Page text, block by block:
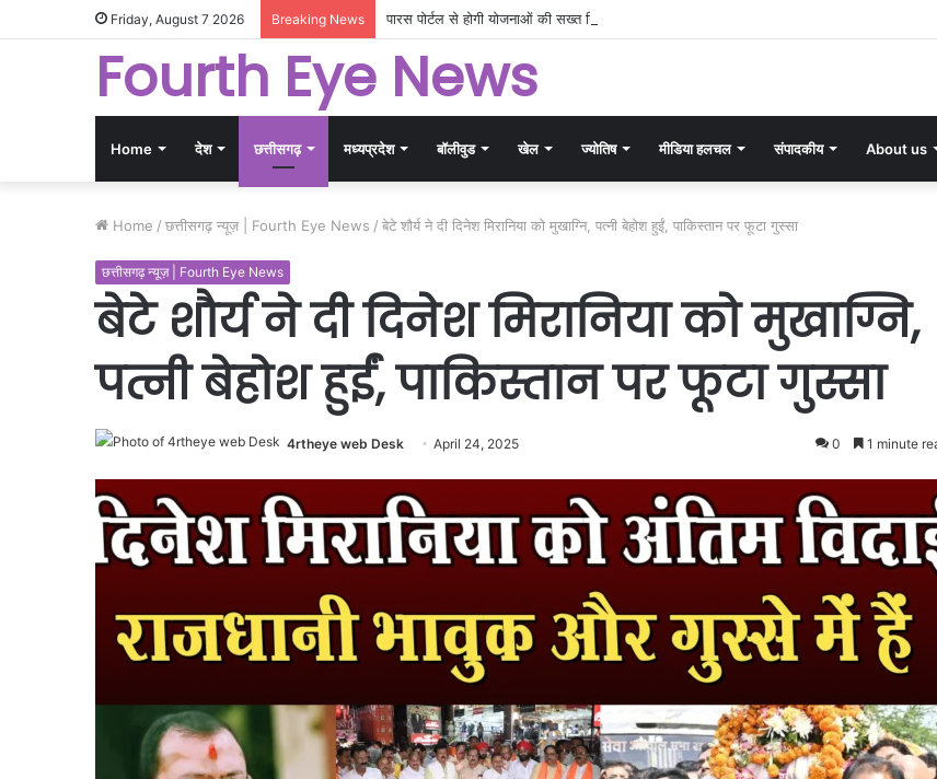
Friday, August 7 2026 Breaking News पारस पोर्टल से होगी योजनाओं की सख्त निगरानी, सीमांकन में लापरवाही पर सरकार सख्त
Fourth Eye News
Home देश छत्तीसगढ़ मध्यप्रदेश बॉलीवुड खेल ज्योतिष मीडिया हलचल संपादकीय About us
Home / छत्तीसगढ़ न्यूज़ | Fourth Eye News / बेटे शौर्य ने दी दिनेश मिरानिया को मुखाग्नि, पत्नी बेहोश हुईं, पाकिस्तान पर फूटा गुस्सा
छत्तीसगढ़ न्यूज़ | Fourth Eye News
बेटे शौर्य ने दी दिनेश मिरानिया को मुखाग्नि,
पत्नी बेहोश हुईं, पाकिस्तान पर फूटा गुस्सा
4rtheye web Desk April 24, 2025 0 1 minute